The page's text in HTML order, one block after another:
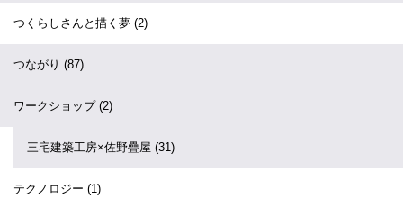
つくらしさんと描く夢 (2)
つながり (87)
ワークショップ (2)
三宅建築工房×佐野疊屋 (31)
テクノロジー (1)